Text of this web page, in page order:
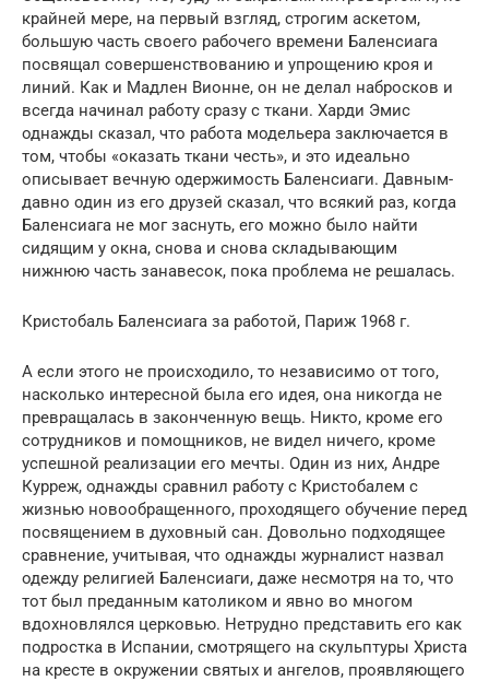
крайней мере, на первый взгляд, строгим аскетом,
большую часть своего рабочего времени Баленсиага
посвящал совершенствованию и упрощению кроя и
линий. Как и Мадлен Вионне, он не делал набросков и
всегда начинал работу сразу с ткани. Харди Эмис
однажды сказал, что работа модельера заключается в
том, чтобы «оказать ткани честь», и это идеально
описывает вечную одержимость Баленсиаги. Давным-
давно один из его друзей сказал, что всякий раз, когда
Баленсиага не мог заснуть, его можно было найти
сидящим у окна, снова и снова складывающим
нижнюю часть занавесок, пока проблема не решалась.
Кристобаль Баленсиага за работой, Париж 1968 г.
А если этого не происходило, то независимо от того,
насколько интересной была его идея, она никогда не
превращалась в законченную вещь. Никто, кроме его
сотрудников и помощников, не видел ничего, кроме
успешной реализации его мечты. Один из них, Андре
Курреж, однажды сравнил работу с Кристобалем с
жизнью новообращенного, проходящего обучение перед
посвящением в духовный сан. Довольно подходящее
сравнение, учитывая, что однажды журналист назвал
одежду религией Баленсиаги, даже несмотря на то, что
тот был преданным католиком и явно во многом
вдохновлялся церковью. Нетрудно представить его как
подростка в Испании, смотрящего на скульптуры Христа
на кресте в окружении святых и ангелов, проявляющего